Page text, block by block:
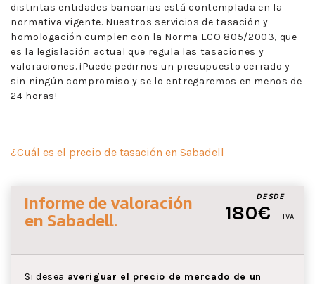
distintas entidades bancarias está contemplada en la
normativa vigente. Nuestros servicios de tasación y
homologación cumplen con la Norma ECO 805/2003, que
es la legislación actual que regula las tasaciones y
valoraciones. ¡Puede pedirnos un presupuesto cerrado y
sin ningún compromiso y se lo entregaremos en menos de
24 horas!
¿Cuál es el precio de tasación en Sabadell
DESDE
180€ + IVA
Informe de valoración
en Sabadell.
Si desea averiguar el precio de mercado de un